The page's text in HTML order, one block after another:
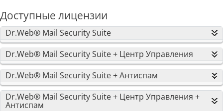
Доступные лицензии
Dr.Web® Mail Security Suite
Dr.Web® Mail Security Suite + Центр Управления
Dr.Web® Mail Security Suite + Антиспам
Dr.Web® Mail Security Suite + Центр Управления +
Антиспам